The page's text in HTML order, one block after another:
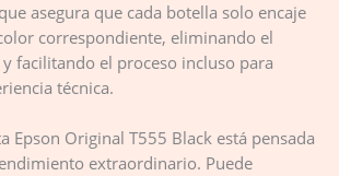
asegura que cada botella solo encaje
correspondiente, eliminando el
facilitando el proceso incluso para
técnica.
Epson Original T555 Black está pensada
extraordinario. Puede